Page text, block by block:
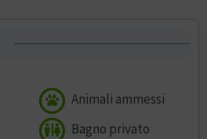
Animali ammessi
Bagno privato